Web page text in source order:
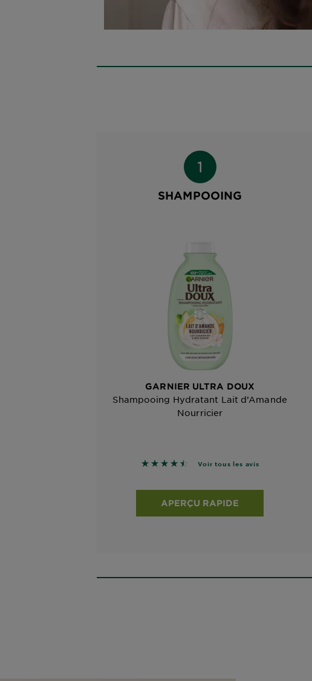
SHAMPOOING
GARNIER ULTRA DOUX
Shampooing Hydratant Lait d’Amande
Nourricier
4.5 sur 5 étoiles basé sur les avis
Voir tous les avis
APERÇU RAPIDE